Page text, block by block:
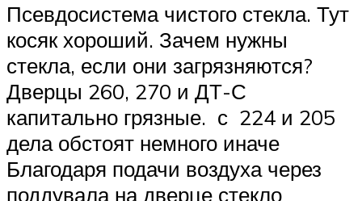
Псевдосистема чистого стекла. Тут
косяк хороший. Зачем нужны
стекла, если они загрязняются?
Дверцы 260, 270 и ДТ-С
капитально грязные. с 224 и 205
дела обстоят немного иначе
Благодаря подачи воздуха через
поддувала на дверце стекло